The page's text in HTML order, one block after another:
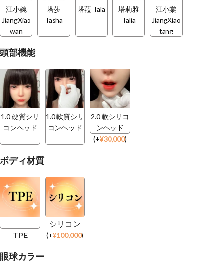
江小婉
JiangXiao
wan
塔莎
Tasha
塔菈 Tala
塔莉雅
Talia
江小棠
JiangXiao
tang
頭部機能
1.0 硬質シリ
コンヘッド
1.0 軟質シリ
コンヘッド
2.0 軟シリコ
ンヘッド
(+¥30,000)
ボディ材質
TPE
シリコン
(+¥100,000)
眼球カラー